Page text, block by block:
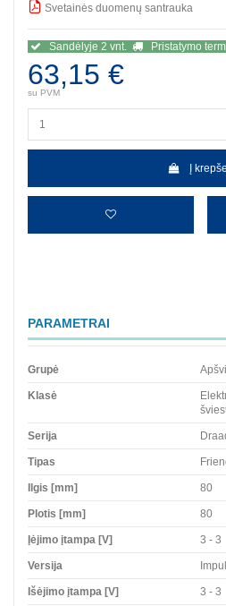
Svetainės duomenų santrauka
Sandėlyje 2 vnt. Pristatymo
63,15 €
su PVM
Į
PARAMETRAI
Grupė
Klasė
Serija
Tipas
Ilgis [mm] 80
Plotis [mm] 80
Įėjimo įtampa [V] 3 - 3
Versija
Išėjimo įtampa [V] 3 - 3